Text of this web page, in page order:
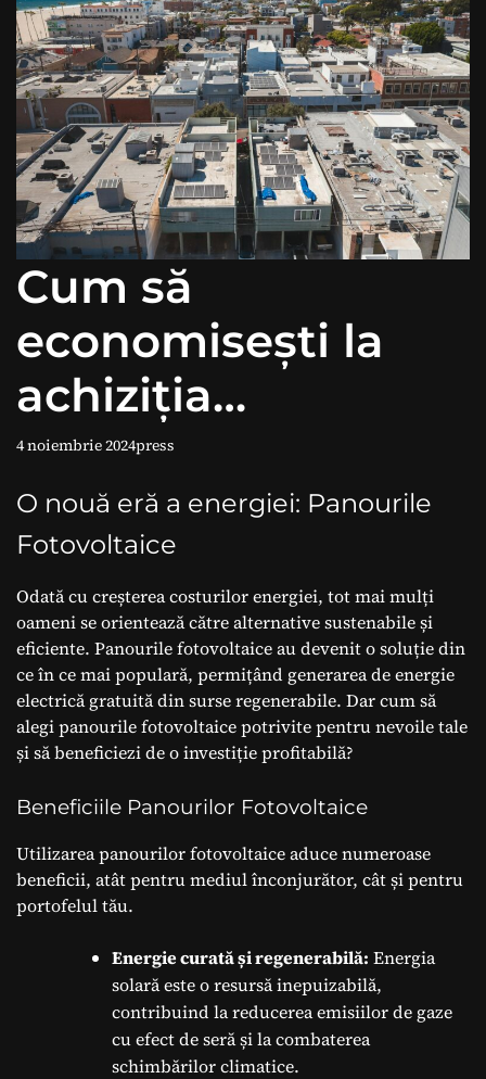
Cum să
economisești la
achiziția
Panourilor
Fotovoltaice
4 noiembrie 2024press
O nouă eră a energiei: Panourile
Fotovoltaice
Odată cu creșterea costurilor energiei, tot mai mulți
oameni se orientează către alternative sustenabile și
eficiente. Panourile fotovoltaice au devenit o soluție din
ce în ce mai populară, permițând generarea de energie
electrică gratuită din surse regenerabile. Dar cum să
alegi panourile fotovoltaice potrivite pentru nevoile tale
și să beneficiezi de o investiție profitabilă?
Beneficiile Panourilor Fotovoltaice
Utilizarea panourilor fotovoltaice aduce numeroase
beneficii, atât pentru mediul înconjurător, cât și pentru
portofelul tău.
Energie curată și regenerabilă: Energia
solară este o resursă inepuizabilă,
contribuind la reducerea emisiilor de gaze
cu efect de seră și la combaterea
schimbărilor climatice.